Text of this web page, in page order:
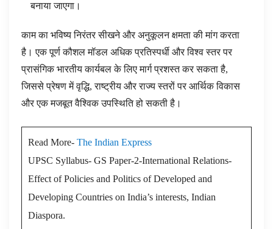
बनाया जाएगा।
काम का भविष्य निरंतर सीखने और अनुकूलन क्षमता की मांग करता
है। एक पूर्ण कौशल मॉडल अधिक प्रतिस्पर्धी और विश्व स्तर पर
प्रासंगिक भारतीय कार्यबल के लिए मार्ग प्रशस्त कर सकता है,
जिससे प्रेषण में वृद्धि, राष्ट्रीय और राज्य स्तरों पर आर्थिक विकास
और एक मजबूत वैश्विक उपस्थिति हो सकती है।
Read More- The Indian Express
UPSC Syllabus- GS Paper-2-International Relations-
Effect of Policies and Politics of Developed and
Developing Countries on India’s interests, Indian
Diaspora.